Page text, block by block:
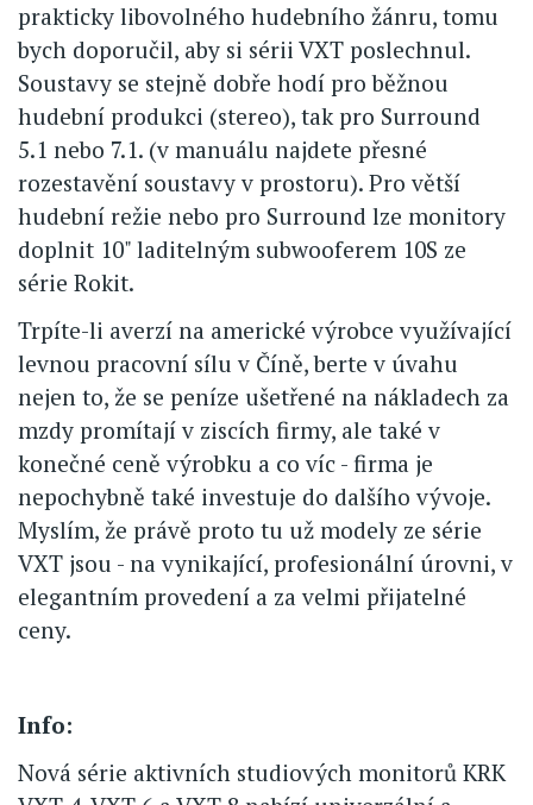
prakticky libovolného hudebního žánru, tomu
bych doporučil, aby si sérii VXT poslechnul.
Soustavy se stejně dobře hodí pro běžnou
hudební produkci (stereo), tak pro Surround
5.1 nebo 7.1. (v manuálu najdete přesné
rozestavění soustavy v prostoru). Pro větší
hudební režie nebo pro Surround lze monitory
doplnit 10" laditelným subwooferem 10S ze
série Rokit.
Trpíte-li averzí na americké výrobce využívající
levnou pracovní sílu v Číně, berte v úvahu
nejen to, že se peníze ušetřené na nákladech za
mzdy promítají v ziscích firmy, ale také v
konečné ceně výrobku a co víc - firma je
nepochybně také investuje do dalšího vývoje.
Myslím, že právě proto tu už modely ze série
VXT jsou - na vynikající, profesionální úrovni, v
elegantním provedení a za velmi přijatelné
ceny.
Info:
Nová série aktivních studiových monitorů KRK